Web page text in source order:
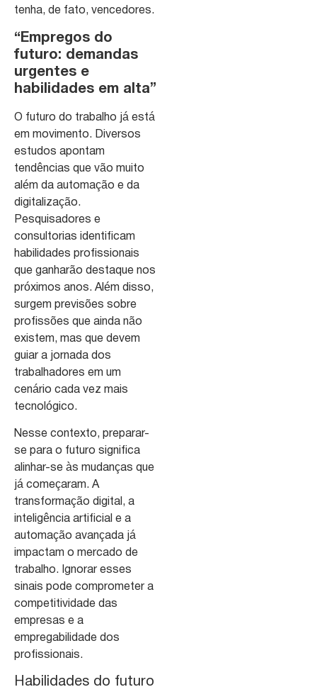
tenha, de fato, vencedores.
“Empregos do
futuro: demandas
urgentes e
habilidades em alta”
O futuro do trabalho já está
em movimento. Diversos
estudos apontam
tendências que vão muito
além da automação e da
digitalização.
Pesquisadores e
consultorias identificam
habilidades profissionais
que ganharão destaque nos
próximos anos. Além disso,
surgem previsões sobre
profissões que ainda não
existem, mas que devem
guiar a jornada dos
trabalhadores em um
cenário cada vez mais
tecnológico.
Nesse contexto, preparar-
se para o futuro significa
alinhar-se às mudanças que
já começaram. A
transformação digital, a
inteligência artificial e a
automação avançada já
impactam o mercado de
trabalho. Ignorar esses
sinais pode comprometer a
competitividade das
empresas e a
empregabilidade dos
profissionais.
Habilidades do futuro